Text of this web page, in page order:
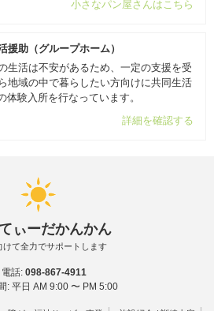
小さなパン屋さんはこちら
援助（グループホーム）
生活は不安があるため、一定の支援を受
地域の中で暮らしたい方向けに共同生活
験入所を行なっています。
詳細を確認する
ぃーだかんかん
けて全力でサポートします
電話:098-867-4911
: 平日 AM 9:00 〜 PM 5:00